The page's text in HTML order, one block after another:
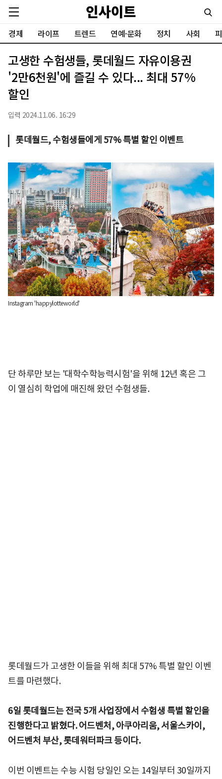
경제 라이프 트렌드 연예·문화 정치 사회
고생한 수험생들, 롯데월드 자유이용권
'2만6천원'에 즐길 수 있다... 최대 57%
할인
입력 2024.11.06. 16:29
롯데월드, 수험생들에게 57% 특별 할인 이벤트
Instagram 'happylotteworld'
단 하루만 보는 '대학수학능력시험'을 위해 12년 혹은 그
이 열심히 학업에 매진해 왔던 수험생들.
롯데월드가 고생한 이들을 위해 최대 57% 특별 할인 이벤
트를 마련했다.
6일 롯데월드는 전국 5개 사업장에서 수험생 특별 할인을
진행한다고 밝혔다. 어드벤처, 아쿠아리움, 서울스카이,
어드벤처 부산, 롯데워터파크 등이다.
이번 이벤트는 수능 시험 당일인 오는 14일부터 30일까지